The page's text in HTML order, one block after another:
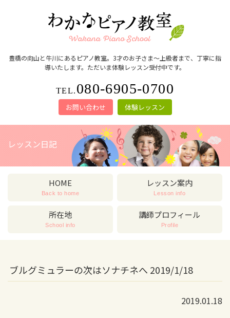
豊橋の向山と牛川にあるピアノ教室。3才のお子さま～上級者まで、丁寧に指
導いたします。ただいま体験レッスン受付中です。
TEL. 080-6905-0700
お問い合わせ 体験レッスン
レッスン日記
HOME
Back to home
レッスン案内
Lesson info
所在地
School info
講師プロフィール
Profile
ブルグミュラーの次はソナチネへ 2019/1/18
2019.01.18